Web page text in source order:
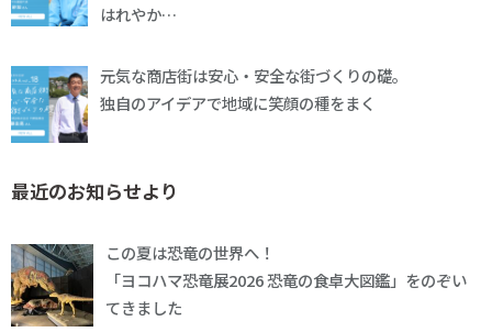
はれやか…
元気な商店街は安心・安全な街づくりの礎。
独自のアイデアで地域に笑顔の種をまく
最近のお知らせより
この夏は恐竜の世界へ！
「ヨコハマ恐竜展2026 恐竜の食卓大図鑑」をのぞい
てきました